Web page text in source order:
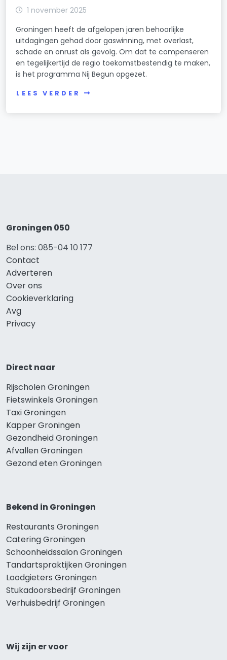
1 november 2025
Groningen heeft de afgelopen jaren behoorlijke
uitdagingen gehad door gaswinning, met overlast,
schade en onrust als gevolg. Om dat te compenseren
en tegelijkertijd de regio toekomstbestendig te maken,
is het programma Nij Begun opgezet.
LEES VERDER
Groningen 050
Bel ons: 085-04 10 177
Contact
Adverteren
Over ons
Cookieverklaring
Avg
Privacy
Direct naar
Rijscholen Groningen
Fietswinkels Groningen
Taxi Groningen
Kapper Groningen
Gezondheid Groningen
Afvallen Groningen
Gezond eten Groningen
Bekend in Groningen
Restaurants Groningen
Catering Groningen
Schoonheidssalon Groningen
Tandartspraktijken Groningen
Loodgieters Groningen
Stukadoorsbedrijf Groningen
Verhuisbedrijf Groningen
Wij zijn er voor